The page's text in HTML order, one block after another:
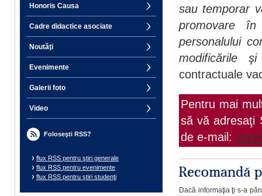
Honoris Causa
Cadre didactice asociate
Noutăţi
Evenimente
Galerii foto
Video
Foloseşti RSS?
flux RSS pentru ştiri generale
flux RSS pentru evenimente
flux RSS pentru ştiri studenţi
sau temporar
promovare
personalului
modificările
contractuale
Pentru mai
să vă adresaţi
de e-mail:
Dacă informaţia ţi s-a